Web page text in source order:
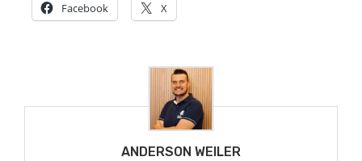
Facebook X
ANDERSON WEILER